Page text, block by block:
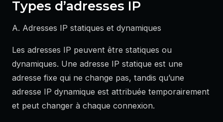
Types d’adresses IP
A. Adresses IP statiques et dynamiques
Les adresses IP peuvent être statiques ou
dynamiques. Une adresse IP statique est une
adresse fixe qui ne change pas, tandis qu’une
adresse IP dynamique est attribuée temporairement
et peut changer à chaque connexion.